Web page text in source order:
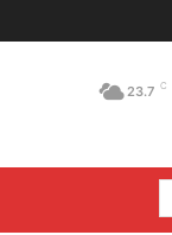
23.7 C